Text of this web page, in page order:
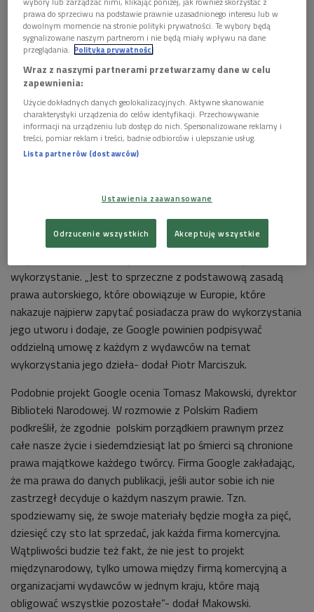
reakcji? Piotr Marciszuk, prezes Polskiej Izby Książki, wyjaśnia,
że zawarta przed amerykańskim sądem, ugoda, dotyczy w
takim samym stopniu książek wydanych w Stanach jak i w
Polsce. Zasada ochrony prawa autorskiego jest różna w obu
tych krajach tłumaczy.
Google może skanować polskie książki, które znajdują się w
chcieli uczestniczyć w programie, Google daje im możliwość
wypisania się z niego. Absurdalne jest jednak to, że to
właściciel praw autorskich w milionach zeskanowanych
wykorzystanie. „Jest to sprzeczne z podstawową zasadą
prawa autorskiego, które obowiązuje w Europie, które
nakazuje najpierw zapytać posiadacza praw do wykorzystania
jego utworu i dodaje, ze Google powinien podpisywać
oddzielną umowę z każdym z wydawców na temat
wykorzystania jego dzieła- dodał Piotr Marciszuk.
Podobnie projekt Google ocenia Tomasz Makowski, dyrektor
Biblioteki Narodowej. W rozmowie z Polskim Radiem
podkreślił, że zgodnie polskim porządkiem prawnym przez
całe nasze życie i siedemdziesiąt lat po śmierci są chronione
prawa majątkowe każdego twórcy. Firma Google zakładając,
że ma prawa do danych publikacji, jeśli autor sobie ich nie
zastrzegł decyduje o każdym naszym prawie. Tzn.
spodziewamy się, że swoje materiały będzie mogła za pięć,
dziesięć czy sto lat sprzedać, jak każda firma komercyjna.
Wątpliwości budzie też fakt, że nie jest to projekt
międzynarodowy, tylko umowa między firmą komercyjną a
organizacjami wydawców w jednym kraju, które mają
obligować wszystkie pozostałe”- dodał Makowski.
prawa do sprzeciwu na podstawie prawnie uzasadnionego interesu lub w
dowolnym momencie na stronie polityki prywatności. Te wybory będą
sygnalizowane naszym partnerom i nie będą miały wpływu na dane
przeglądania. Polityka prywatności
Wraz z naszymi partnerami przetwarzamy dane w celu
zapewnienia:
Użycie dokładnych danych geolokalizacyjnych. Aktywne skanowanie
charakterystyki urządzenia do celów identyfikacji. Przechowywanie
informacji na urządzeniu lub dostęp do nich. Spersonalizowane reklamy i
treści, pomiar reklam i treści, badnie odbiorców i ulepszanie usług.
Lista partnerów (dostawców)
Ustawienia zaawansowane
Odrzucenie wszystkich Akceptuję wszystkie